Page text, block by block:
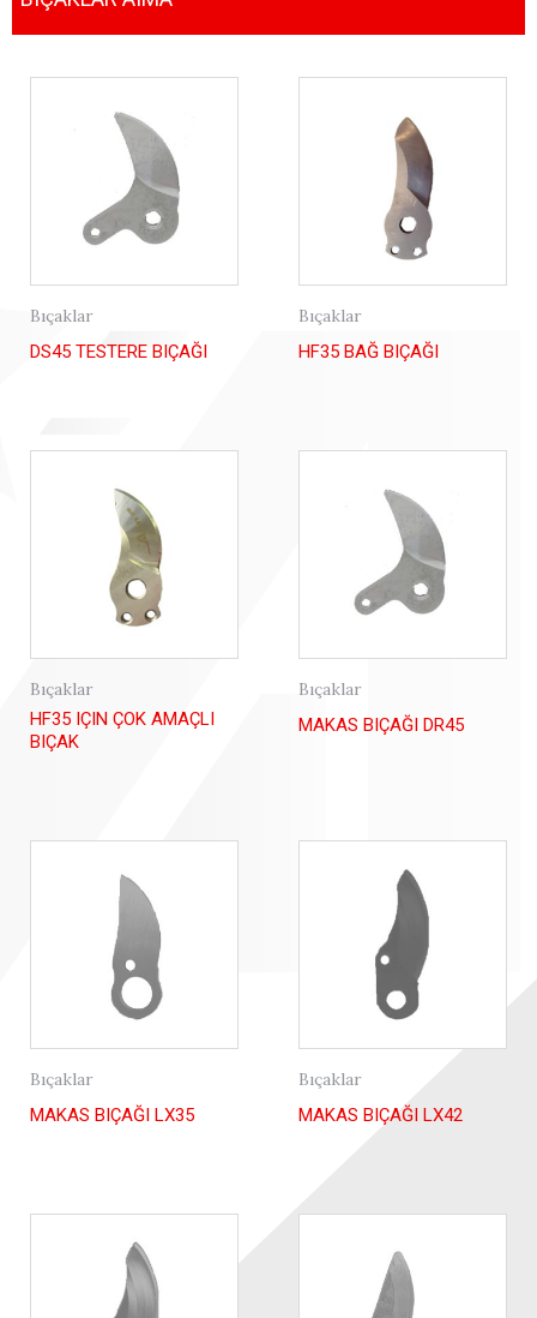
Bıçaklar
DS45 TESTERE BIÇAĞI
Bıçaklar
HF35 BAĞ BIÇAĞI
Bıçaklar
HF35 IÇIN ÇOK AMAÇLI
BIÇAK
Bıçaklar
MAKAS BIÇAĞI DR45
Bıçaklar
MAKAS BIÇAĞI LX35
Bıçaklar
MAKAS BIÇAĞI LX42